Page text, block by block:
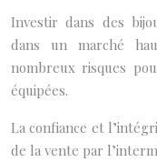
Investir dans des
dans un marché
nombreux risques
équipées.
La confiance et
de la vente par